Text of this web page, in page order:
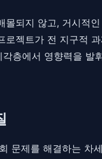
몰되지 않고, 거시적
젝트가 전 지구적
층에서 영향력을
문제를 해결하는 차